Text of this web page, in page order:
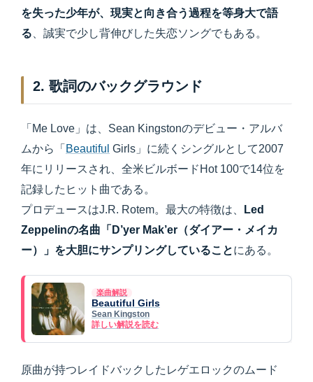
を失った少年が、現実と向き合う過程を等身大で語
る 、誠実で少し背伸びした失恋ソングでもある。
2. 歌詞のバックグラウンド
「Me Love」は、Sean Kingstonのデビュー・アルバ
ムから「 Beautiful Girls」に続くシングルとして2007
年にリリースされ、全米ビルボードHot 100で14位を
記録したヒット曲である。
プロデュースはJ.R. Rotem。最大の特徴は、
Led
Zeppelinの名曲「D’yer Mak’er（ダイアー・メイカ
ー）」を大胆にサンプリングしていることにある。
楽曲解説
Beautiful Girls
Sean Kingston
詳しい解説を読む
原曲が持つレイドバックしたレゲエロックのムード